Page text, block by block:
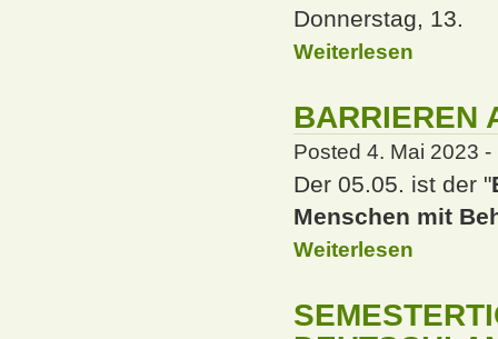
Donnerstag, 13.
Weiterlesen
BARRIEREN
Posted 4. Mai 2023
Der 05.05. ist der "
Menschen mit
Weiterlesen